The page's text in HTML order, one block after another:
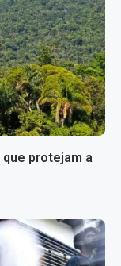
protejam a